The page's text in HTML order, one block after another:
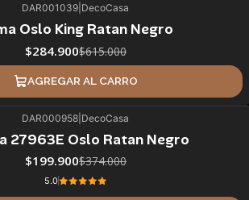
DAR001039 DecoCasa
Oslo King Ratan Negro
$284.900$615.000
AGREGAR AL CARRO
DAR000958 DecoCasa
27963E Oslo Ratan Negro
$199.900$374.000
5.0